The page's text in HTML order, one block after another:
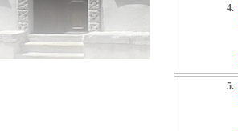
4.
5.